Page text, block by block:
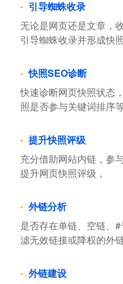
引导蜘蛛收录
无论是网页还是文章，
引导蜘蛛收录并形成快
快照SEO诊断
快速诊断网页快照状态
照是否参与关键词排序
提升快照评级
充分借助网站内链，参
提升网页快照评级，
外链分析
是否存在单链、空链、
滤无效链接或降权的外
外链建设